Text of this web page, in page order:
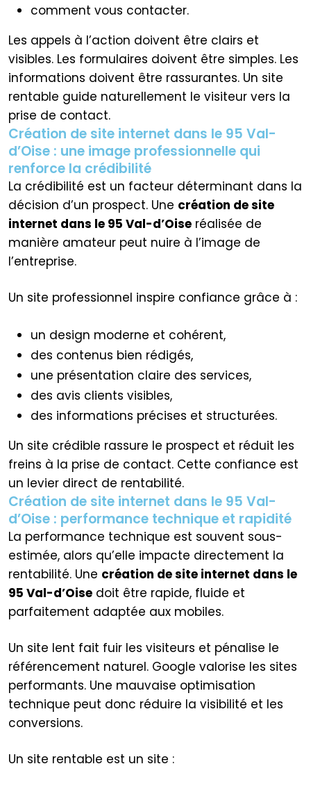
comment vous contacter.
Les appels à l’action doivent être clairs et
visibles. Les formulaires doivent être simples. Les
informations doivent être rassurantes. Un site
rentable guide naturellement le visiteur vers la
prise de contact.
Création de site internet dans le 95 Val-
d’Oise : une image professionnelle qui
renforce la crédibilité
La crédibilité est un facteur déterminant dans la
décision d’un prospect. Une création de site
internet dans le 95 Val-d’Oise réalisée de
manière amateur peut nuire à l’image de
l’entreprise.
Un site professionnel inspire confiance grâce à :
un design moderne et cohérent,
des contenus bien rédigés,
une présentation claire des services,
des avis clients visibles,
des informations précises et structurées.
Un site crédible rassure le prospect et réduit les
freins à la prise de contact. Cette confiance est
un levier direct de rentabilité.
Création de site internet dans le 95 Val-
d’Oise : performance technique et rapidité
La performance technique est souvent sous-
estimée, alors qu’elle impacte directement la
rentabilité. Une création de site internet dans le
95 Val-d’Oise doit être rapide, fluide et
parfaitement adaptée aux mobiles.
Un site lent fait fuir les visiteurs et pénalise le
référencement naturel. Google valorise les sites
performants. Une mauvaise optimisation
technique peut donc réduire la visibilité et les
conversions.
Un site rentable est un site :